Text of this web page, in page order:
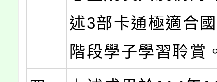
述3部卡通極適合
階段學子學習聆賞